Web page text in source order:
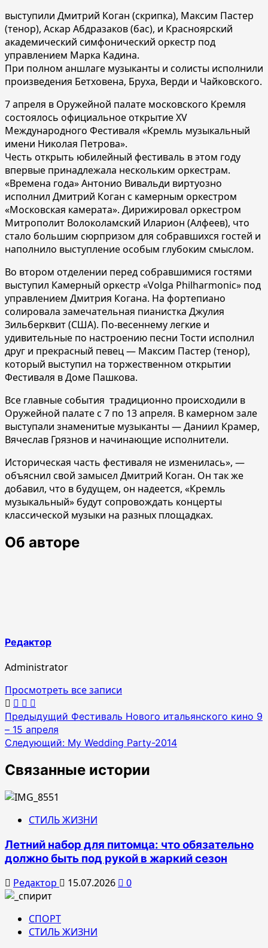
выступили Дмитрий Коган (скрипка), Максим Пастер
(тенор), Аскар Абдразаков (бас), и Красноярский
академический симфонический оркестр под
управлением Марка Кадина.
При полном аншлаге музыканты и солисты исполнили
произведения Бетховена, Бруха, Верди и Чайковского.
7 апреля в Оружейной палате московского Кремля
состоялось официальное открытие XV
Международного Фестиваля «Кремль музыкальный
имени Николая Петрова».
Честь открыть юбилейный фестиваль в этом году
впервые принадлежала нескольким оркестрам.
«Времена года» Антонио Вивальди виртуозно
исполнил Дмитрий Коган с камерным оркестром
«Московская камерата». Дирижировал оркестром
Митрополит Волоколамский Иларион (Алфеев), что
стало большим сюрпризом для собравшихся гостей и
наполнило выступление особым глубоким смыслом.
Во втором отделении перед собравшимися гостями
выступил Камерный оркестр «Volga Philharmonic» под
управлением Дмитрия Когана. На фортепиано
солировала замечательная пианистка Джулия
Зильберквит (США). По-весеннему легкие и
удивительные по настроению песни Тости исполнил
друг и прекрасный певец — Максим Пастер (тенор),
который выступил на торжественном открытии
Фестиваля в Доме Пашкова.
Все главные события традиционно происходили в
Оружейной палате с 7 по 13 апреля. В камерном зале
выступали знаменитые музыканты — Даниил Крамер,
Вячеслав Грязнов и начинающие исполнители.
Историческая часть фестиваля не изменилась», —
объяснил свой замысел Дмитрий Коган. Он так же
добавил, что в будущем, он надеется, «Кремль
музыкальный» будут сопровождать концерты
классической музыки на разных площадках.
Об авторе
Редактор
Administrator
Просмотреть все записи
Навигация
по
записям
Предыдущий Фестиваль Нового итальянского кино 9
– 15 апреля
Следующий: My Wedding Party-2014
Связанные истории
СТИЛЬ ЖИЗНИ
Летний набор для питомца: что обязательно
должно быть под рукой в жаркий сезон
Редактор 15.07.2026 0
СПОРТ
СТИЛЬ ЖИЗНИ